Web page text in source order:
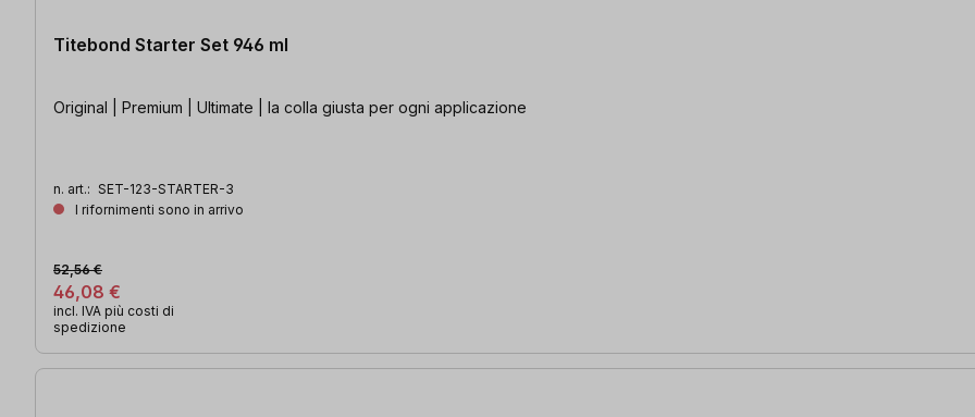
Titebond Starter Set 946 ml
Original | Premium | Ultimate | la colla giusta per ogni applicazione
n. art.: SET-123-STARTER-3
I rifornimenti sono in arrivo
46,08 €
52,56 €
incl. IVA più costi di
spedizione